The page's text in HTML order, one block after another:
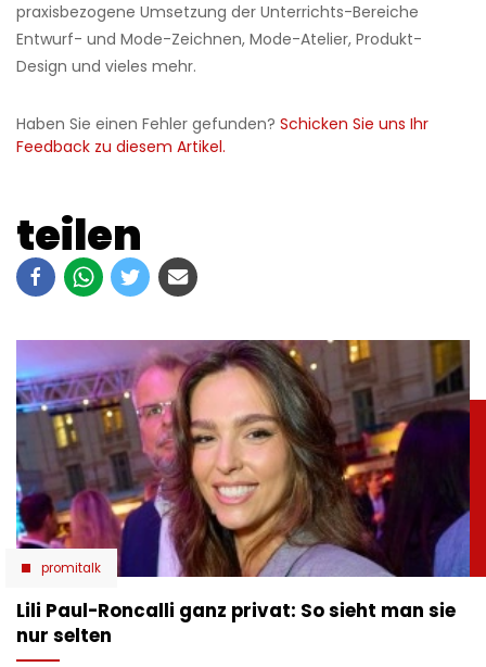
praxisbezogene Umsetzung der Unterrichts-Bereiche
Entwurf- und Mode-Zeichnen, Mode-Atelier, Produkt-
Design und vieles mehr.
Haben Sie einen Fehler gefunden? Schicken Sie uns Ihr
Feedback zu diesem Artikel.
teilen
promitalk
Lili Paul-Roncalli ganz privat: So sieht man sie
nur selten